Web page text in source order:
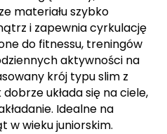
materiału szybko
i zapewnia cyrkulację
do fitnessu, treningów
aktywności na
krój typu slim z
układa się na ciele,
Idealne na
w wieku juniorskim.